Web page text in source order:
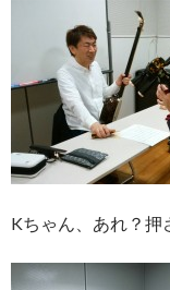
Kちゃん、あれ？押